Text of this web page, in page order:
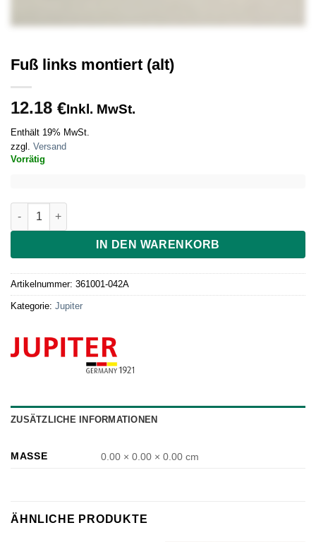
Fuß links montiert (alt)
12.18 €Inkl. MwSt.
Enthält 19% MwSt.
zzgl. Versand
Vorrätig
Fuß links montiert (alt) Menge
IN DEN WARENKORB
Artikelnummer: 361001-042A
Kategorie: Jupiter
ZUSÄTZLICHE INFORMATIONEN
MASSE 0.00 × 0.00 × 0.00 cm
ÄHNLICHE PRODUKTE